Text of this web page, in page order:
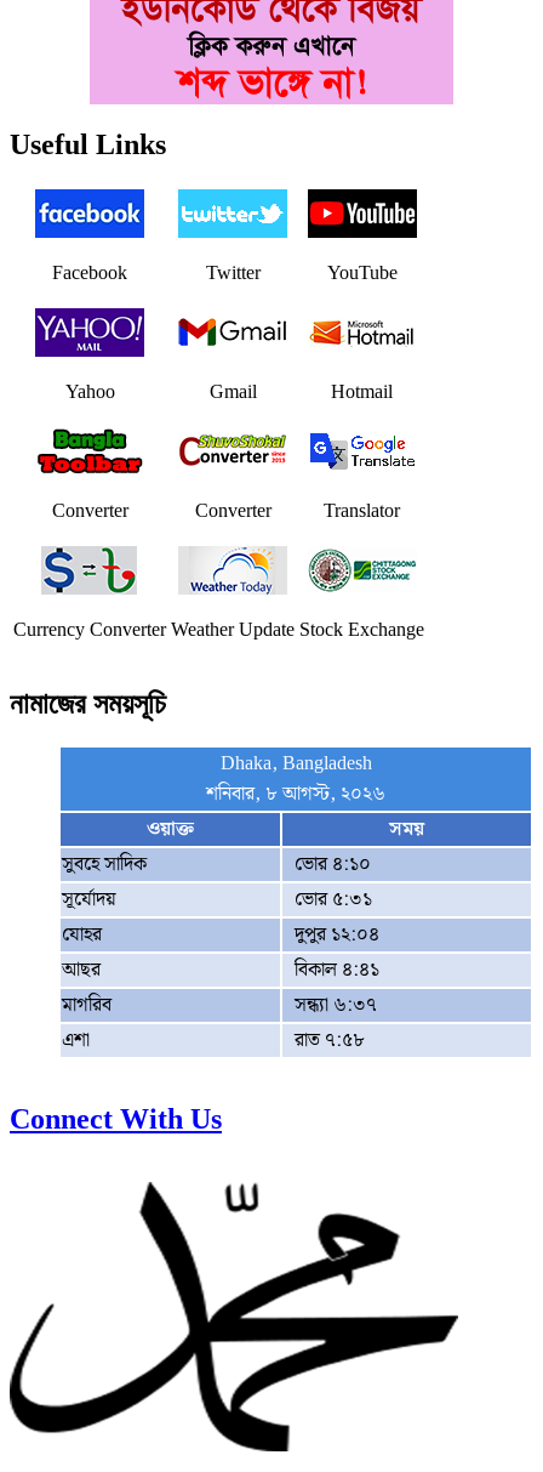
Useful Links
Facebook Twitter YouTube
Yahoo Gmail Hotmail
Converter Converter Translator
Currency Converter Weather Update Stock Exchange
নামাজের সময়সূচি
Dhaka, Bangladesh
শনিবার, ৮ আগস্ট, ২০২৬
ওয়াক্ত
সময়
সুবহে সাদিক
ভোর ৪:১০
সূর্যোদয়
ভোর ৫:৩১
যোহর
দুপুর ১২:০৪
আছর
বিকাল ৪:৪১
মাগরিব
সন্ধ্যা ৬:৩৭
এশা
রাত ৭:৫৮
Connect With Us